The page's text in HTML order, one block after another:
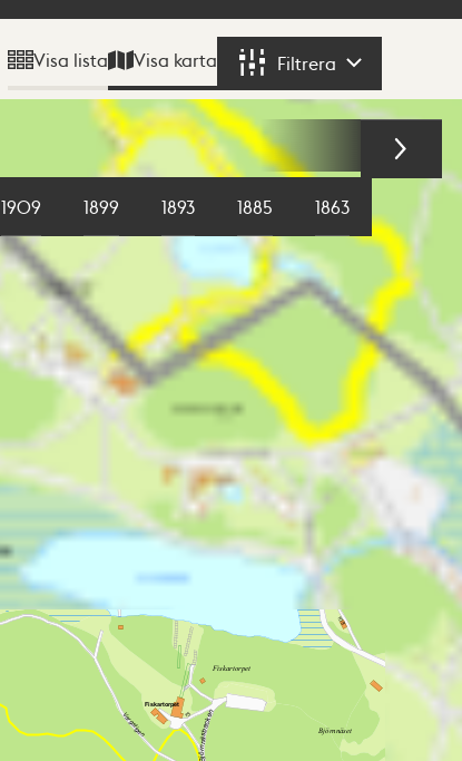
Visa lista Visa karta Filtrera
1909 1899 1893 1885 1863